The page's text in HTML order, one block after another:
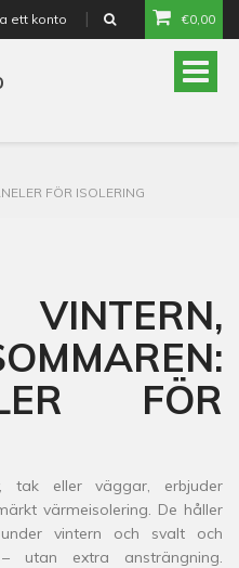
ett konto €0,00
Toggle
FÖR ISOLERING
FÖR
eller väggar, erbjuder
värmeisolering. De håller
vintern och svalt och
utan extra ansträngning.